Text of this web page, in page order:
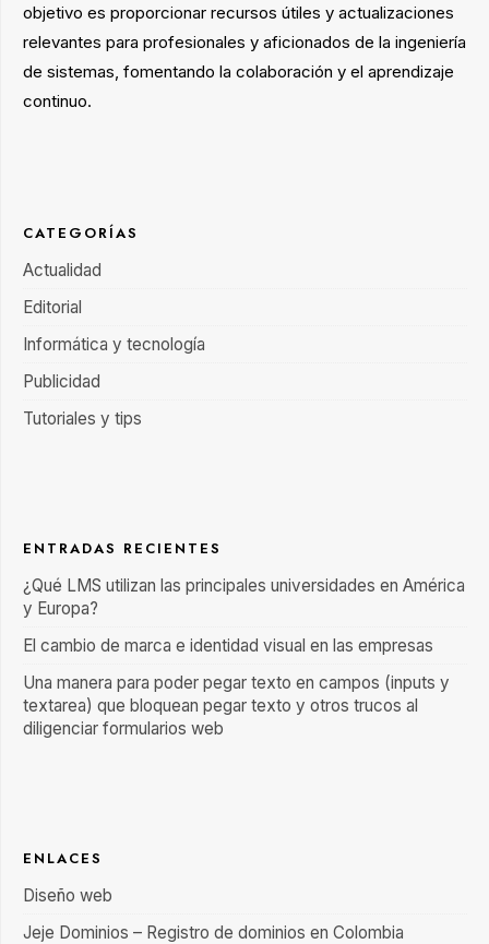
objetivo es proporcionar recursos útiles y actualizaciones
relevantes para profesionales y aficionados de la ingeniería
de sistemas, fomentando la colaboración y el aprendizaje
continuo.
CATEGORÍAS
Actualidad
Editorial
Informática y tecnología
Publicidad
Tutoriales y tips
ENTRADAS RECIENTES
¿Qué LMS utilizan las principales universidades en América
y Europa?
El cambio de marca e identidad visual en las empresas
Una manera para poder pegar texto en campos (inputs y
textarea) que bloquean pegar texto y otros trucos al
diligenciar formularios web
ENLACES
Diseño web
Jeje Dominios – Registro de dominios en Colombia